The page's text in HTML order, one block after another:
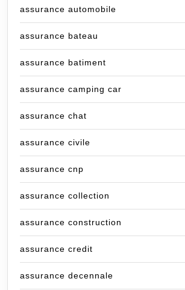
assurance automobile
assurance bateau
assurance batiment
assurance camping car
assurance chat
assurance civile
assurance cnp
assurance collection
assurance construction
assurance credit
assurance decennale